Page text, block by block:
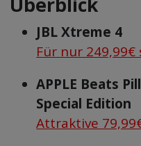
JBL Xtreme 4
Für nur
APPLE Beats
Special Edition
Attraktive